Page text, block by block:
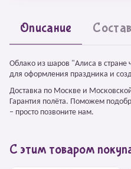
Описание Состав
Облако из шаров "Алиса в
для оформления праздника и
Доставка по Москве и Московской
Гарантия полёта. Поможем
– просто позвоните нам.
С этим товаром